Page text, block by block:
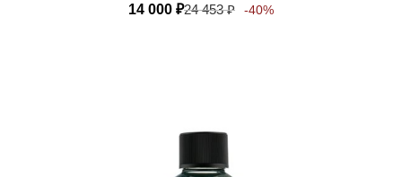
14 000 ₽24 453₽ -40%